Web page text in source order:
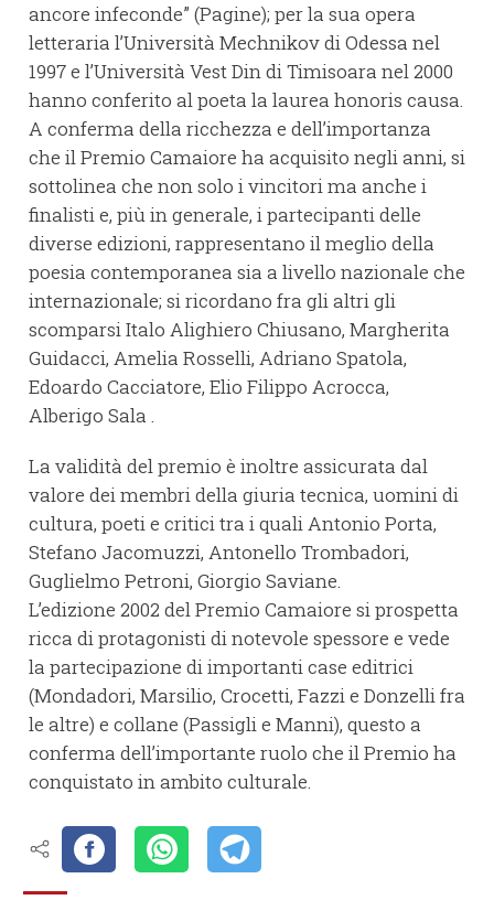
ancore infeconde” (Pagine); per la sua opera
letteraria l’Università Mechnikov di Odessa nel
1997 e l’Università Vest Din di Timisoara nel 2000
hanno conferito al poeta la laurea honoris causa.
A conferma della ricchezza e dell’importanza
che il Premio Camaiore ha acquisito negli anni, si
sottolinea che non solo i vincitori ma anche i
finalisti e, più in generale, i partecipanti delle
diverse edizioni, rappresentano il meglio della
poesia contemporanea sia a livello nazionale che
internazionale; si ricordano fra gli altri gli
scomparsi Italo Alighiero Chiusano, Margherita
Guidacci, Amelia Rosselli, Adriano Spatola,
Edoardo Cacciatore, Elio Filippo Acrocca,
Alberigo Sala .
La validità del premio è inoltre assicurata dal
valore dei membri della giuria tecnica, uomini di
cultura, poeti e critici tra i quali Antonio Porta,
Stefano Jacomuzzi, Antonello Trombadori,
Guglielmo Petroni, Giorgio Saviane.
L’edizione 2002 del Premio Camaiore si prospetta
ricca di protagonisti di notevole spessore e vede
la partecipazione di importanti case editrici
(Mondadori, Marsilio, Crocetti, Fazzi e Donzelli fra
le altre) e collane (Passigli e Manni), questo a
conferma dell’importante ruolo che il Premio ha
conquistato in ambito culturale.